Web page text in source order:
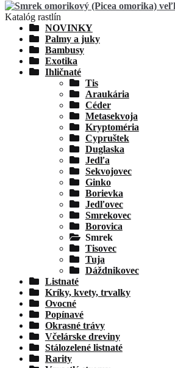
Katalóg rastlín
NOVINKY
Palmy a juky
Bambusy
Exotika
Ihličnaté
Tis
Araukária
Céder
Metasekvoja
Kryptoméria
Cypruštek
Duglaska
Jedľa
Sekvojovec
Ginko
Borievka
Jedľovec
Smrekovec
Borovica
Smrek
Tisovec
Tuja
Dáždnikovec
Listnaté
Kríky, kvety, trvalky
Ovocné
Popínavé
Okrasné trávy
Včelárske dreviny
Stálozelené listnaté
Rarity